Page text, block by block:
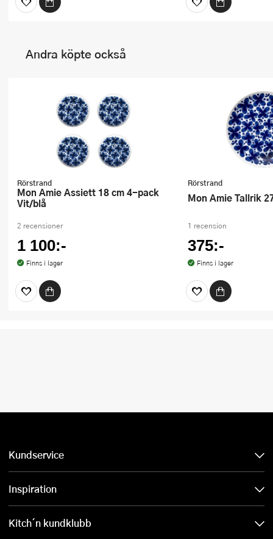
Andra köpte också
Rörstrand
Mon Amie Assiett 18 cm 4-pack
Vit/blå
2 recensioner
1 100:-
Finns i lager
Rörstrand
Mon Amie Tallrik
1 recension
375:-
Finns i lager
Kundservice
Inspiration
Kitch´n kundklubb